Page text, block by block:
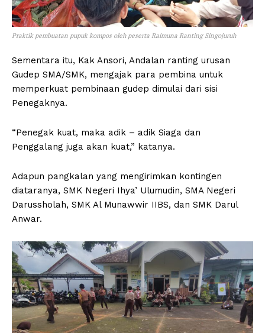
Praktik pembuatan pupuk kompos oleh peserta Raimuna Ranting Singojuruh
Sementara itu, Kak Ansori, Andalan ranting urusan
Gudep SMA/SMK, mengajak para pembina untuk
memperkuat pembinaan gudep dimulai dari sisi
Penegaknya.
“Penegak kuat, maka adik – adik Siaga dan
Penggalang juga akan kuat,” katanya.
Adapun pangkalan yang mengirimkan kontingen
diataranya, SMK Negeri Ihya’ Ulumudin, SMA Negeri
Darussholah, SMK Al Munawwir IIBS, dan SMK Darul
Anwar.